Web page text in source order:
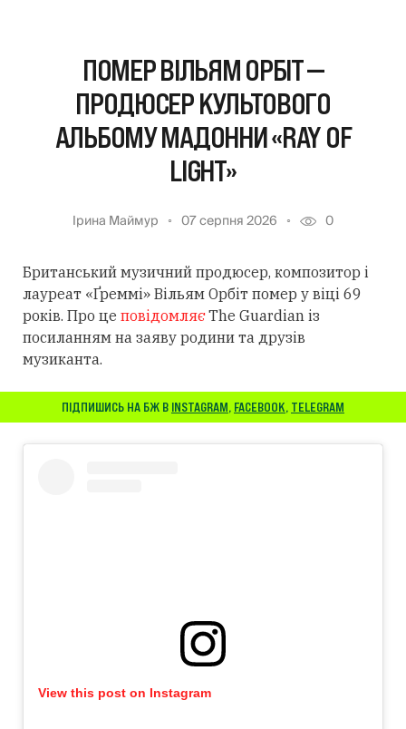
ПОМЕР ВІЛЬЯМ ОРБІТ —
ПРОДЮСЕР КУЛЬТОВОГО
АЛЬБОМУ МАДОННИ «RAY OF
LIGHT»
Ірина Маймур 07 серпня 2026 0
Британський музичний продюсер, композитор і
лауреат «Ґреммі» Вільям Орбіт помер у віці 69
років. Про це повідомляєThe Guardian із
посиланням на заяву родини та друзів
музиканта.
ПІДПИШИСЬ НА БЖ В INSTAGRAM, FACEBOOK, TELEGRAM
View this post on Instagram